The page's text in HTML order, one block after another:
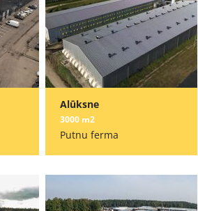
Alūksne
3000 m2
Putnu ferma